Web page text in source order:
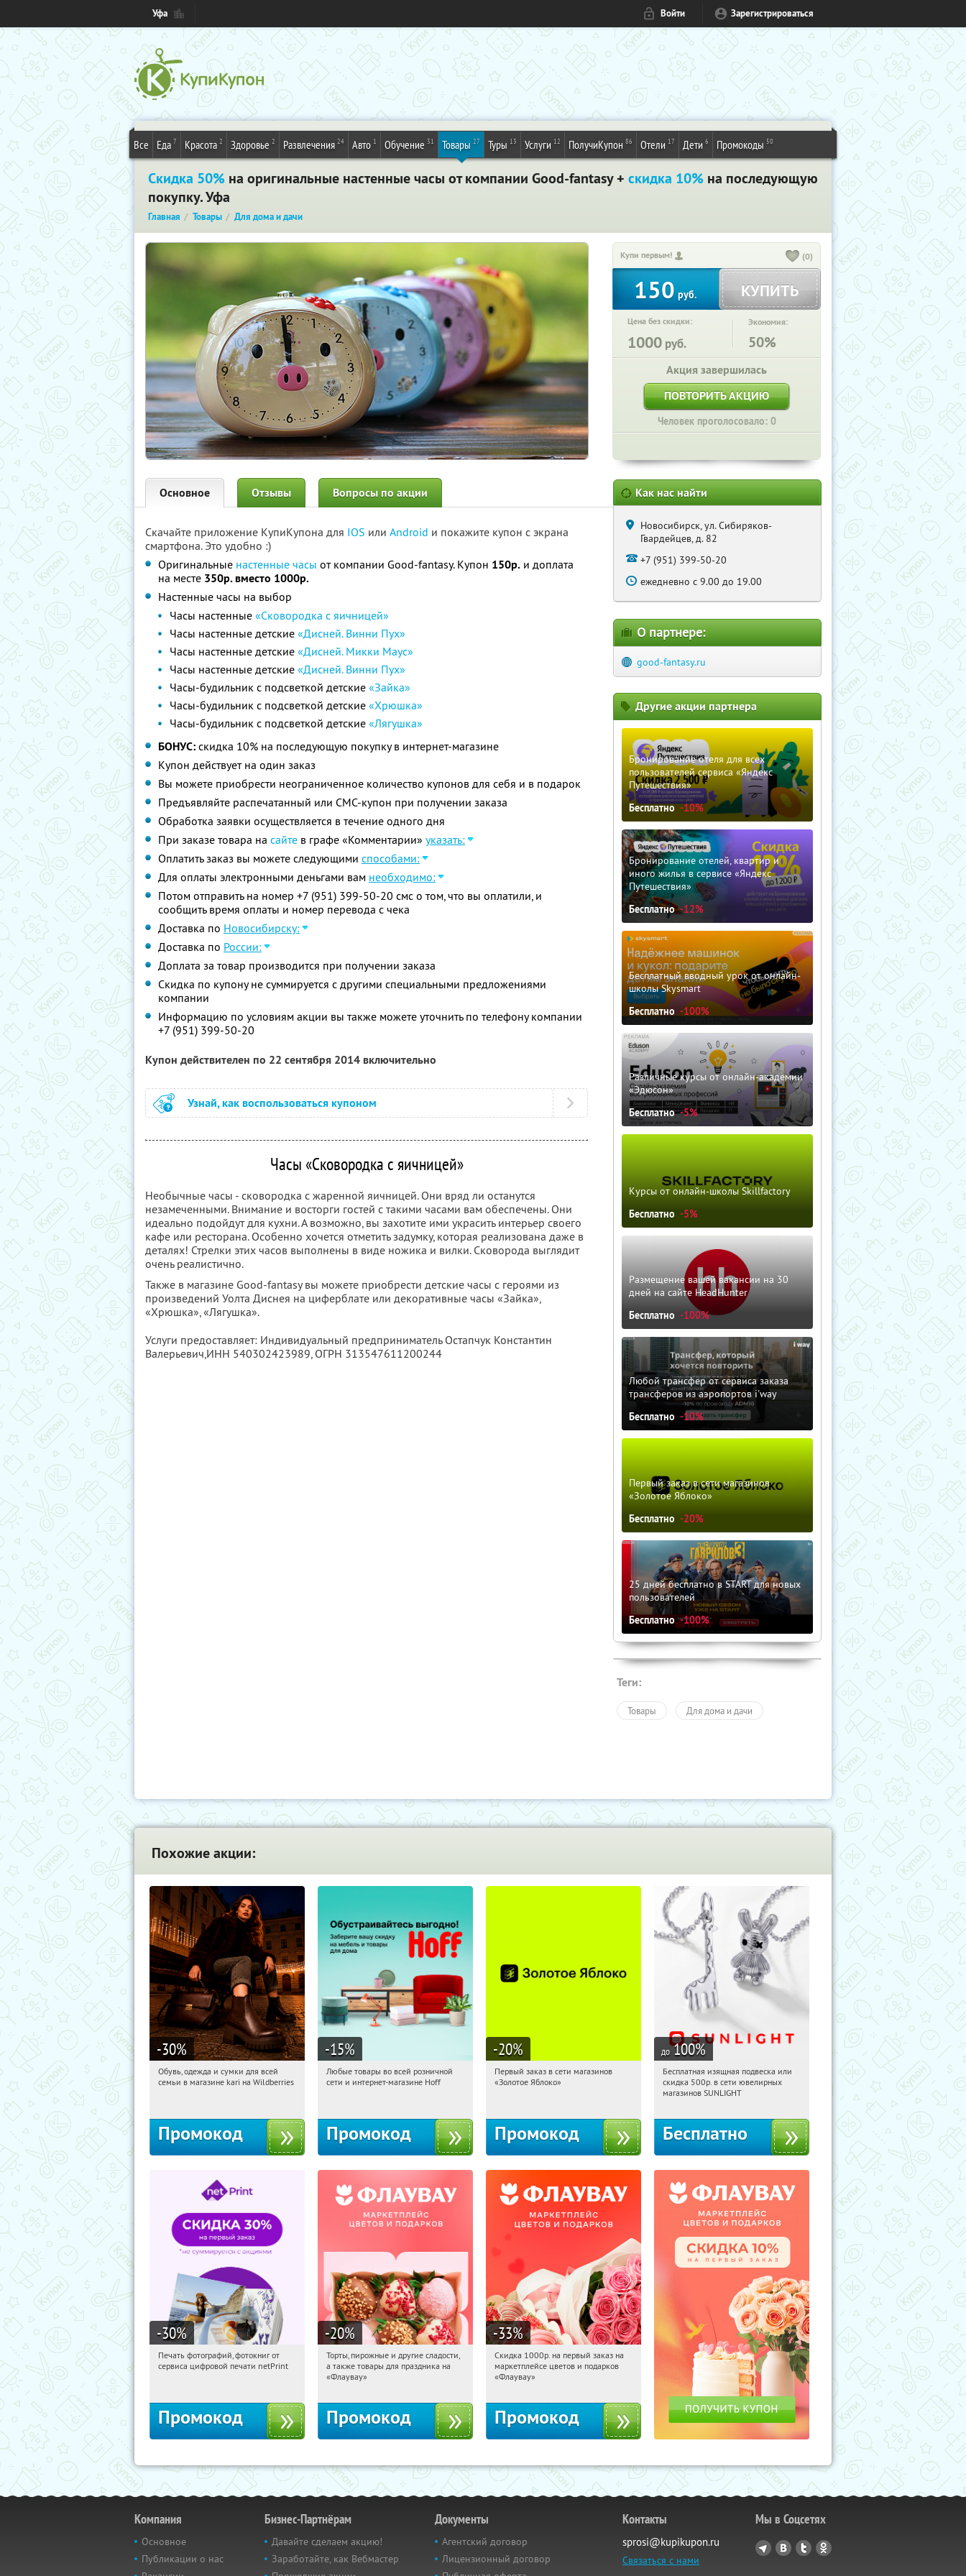
Уфа Войти Зарегистрироваться
Все Еда 7 Красота 2 Здоровье 2 Развлечения 24 Авто 1 Обучение 31 Товары 27 Туры 13 Услуги 12 ПолучиКупон 86 Отели 17 Дети 6 Промокоды 50
Скидка 50% на оригинальные настенные часы от компании Good-fantasy + скидка 10% на последующую
покупку. Уфа
Главная Товары Для дома и дачи
Купи первым! (0)
150 руб. КУПИТЬ
Цена без скидки:
1000 руб.
Экономия:
50%
Акция завершилась
ПОВТОРИТЬ АКЦИЮ
Человек проголосовало: 0
Основное Отзывы Вопросы по акции
Скачайте приложение КупиКупона для IOS или Android и покажите купон с экрана
смартфона. Это удобно :)
Оригинальные настенные часы от компании Good-fantasy. Купон 150р. и доплата
на месте 350р. вместо 1000р.
Настенные часы на выбор
Часы настенные «Сковородка с яичницей»
Часы настенные детские «Дисней. Винни Пух»
Часы настенные детские «Дисней. Микки Маус»
Часы настенные детские «Дисней. Винни Пух»
Часы-будильник с подсветкой детские «Зайка»
Часы-будильник с подсветкой детские «Хрюшка»
Часы-будильник с подсветкой детские «Лягушка»
БОНУС: скидка 10% на последующую покупку в интернет-магазине
Купон действует на один заказ
Вы можете приобрести неограниченное количество купонов для себя и в подарок
Предъявляйте распечатанный или СМС-купон при получении заказа
Обработка заявки осуществляется в течение одного дня
При заказе товара на сайте в графе «Комментарии» указать:
Оплатить заказ вы можете следующими способами:
Для оплаты электронными деньгами вам необходимо:
Потом отправить на номер +7 (951) 399-50-20 смс о том, что вы оплатили, и
сообщить время оплаты и номер перевода с чека
Доставка по Новосибирску:
Доставка по России:
Доплата за товар производится при получении заказа
Скидка по купону не суммируется с другими специальными предложениями
компании
Информацию по условиям акции вы также можете уточнить по телефону компании
+7 (951) 399-50-20
Купон действителен по 22 сентября 2014 включительно
Узнай, как воспользоваться купоном
Часы «Сковородка с яичницей»
Необычные часы - сковородка с жаренной яичницей. Они вряд ли останутся
незамеченными. Внимание и восторги гостей с такими часами вам обеспечены. Они
идеально подойдут для кухни. А возможно, вы захотите ими украсить интерьер своего
кафе или ресторана. Особенно хочется отметить задумку, которая реализована даже в
деталях! Стрелки этих часов выполнены в виде ножика и вилки. Сковорода выглядит
очень реалистично.
Также в магазине Good-fantasy вы можете приобрести детские часы с героями из
произведений Уолта Диснея на циферблате или декоративные часы «Зайка»,
«Хрюшка», «Лягушка».
Услуги предоставляет: Индивидуальный предприниматель Остапчук Константин
Валерьевич,ИНН 540302423989, ОГРН 313547611200244
Как нас найти
Новосибирск, ул. Сибиряков-
Гвардейцев, д. 82
+7 (951) 399-50-20
ежедневно с 9.00 до 19.00
О партнере:
good-fantasy.ru
Другие акции партнера
Бронирование отеля для всех
пользователей сервиса «Яндекс
Путешествия»
Бесплатно -10%
Бронирование отелей, квартир и
иного жилья в сервисе «Яндекс
Путешествия»
Бесплатно -12%
Бесплатный вводный урок от онлайн-
школы Skysmart
Бесплатно -100%
Различные курсы от онлайн-академии
«Эдюсон»
Бесплатно -5%
Курсы от онлайн-школы Skillfactory
Бесплатно -5%
Размещение вашей вакансии на 30
дней на сайте HeadHunter
Бесплатно -100%
Любой трансфер от сервиса заказа
трансферов из аэропортов i'way
Бесплатно -10%
Первый заказ в сети магазинов
«Золотое Яблоко»
Бесплатно -20%
25 дней бесплатно в START для новых
пользователей
Бесплатно -100%
Теги:
Товары Для дома и дачи
Похожие акции:
-30%
01:18:15 Получили:
Обувь, одежда и сумки для всей
семьи в магазине kari на Wildberries
Промокод
-15%
01:18:15 Получили:
Любые товары во всей розничной
сети и интернет-магазине Hoff
Промокод
-20%
01:18:15
Получи первым!
Первый заказ в сети магазинов
«Золотое Яблоко»
Промокод
до 100%
01:18:15 Получили:
Россия
Бесплатная изящная подвеска или
скидка 500р. в сети ювелирных
магазинов SUNLIGHT
Бесплатно
-30%
01:18:15 Получили:
Печать фотографий, фотокниг от
сервиса цифровой печати netPrint
Промокод
-20%
01:18:15 Получили:
Россия
Торты, пирожные и другие сладости,
а также товары для праздника на
«Флаувау»
Промокод
-33%
01:18:15 Получили:
Россия
Скидка 1000р. на первый заказ на
маркетплейсе цветов и подарков
«Флаувау»
Промокод
Компания
Основное
Публикации о нас
Бизнес-Партнёрам
Давайте сделаем акцию!
Заработайте, как Вебмастер
Документы
Агентский договор
Лицензионный договор
Контакты
sprosi@kupikupon.ru
Связаться с нами
Мы в Соцсетях